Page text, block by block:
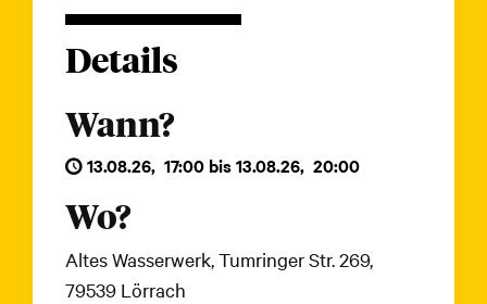
Details
Wann?
13.08.26, 17:00 bis13.08.26, 20:00
Wo?
Altes Wasserwerk, Tumringer Str. 269,
79539 Lörrach